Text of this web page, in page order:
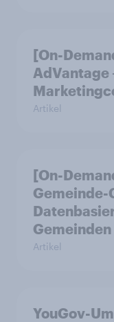
[On-
AdVantage
Artikel
[On-
Gemeinde-
Gemeinden
Artikel
YouGov-